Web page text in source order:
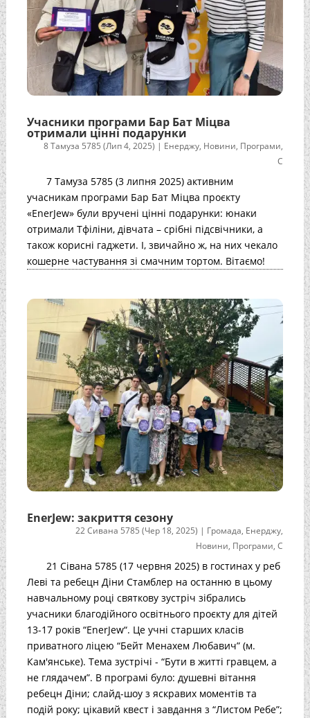
Учасники програми Бар Бат Міцва
отримали цінні подарунки
8 Тамуза 5785 (Лип 4, 2025) | Енерджу, Новини, Програми,
С
7 Тамуза 5785 (3 липня 2025) активним
учасникам програми Бар Бат Міцва проєкту
«EnerJew» були вручені цінні подарунки: юнаки
отримали Тфіліни, дівчата – срібні підсвічники, а
також корисні гаджети. І, звичайно ж, на них чекало
кошерне частування зі смачним тортом. Вітаємо!
EnerJew: закриття сезону
22 Сивана 5785 (Чер 18, 2025) | Громада, Енерджу,
Новини, Програми,С
21 Сівана 5785 (17 червня 2025) в гостинах у реб
Леві та ребецн Діни Стамблер на останню в цьому
навчальному році святкову зустріч зібрались
учасники благодійного освітнього проєкту для дітей
13-17 років “EnerJew“. Це учні старших класів
приватного ліцею “Бейт Менахем Любавич” (м.
Кам'янське). Тема зустрічі - “Бути в житті гравцем, а
не глядачем”. В програмі було: душевні вітання
ребецн Діни; слайд-шоу з яскравих моментів та
подій року; цікавий квест і завдання з “Листом Ребе”;